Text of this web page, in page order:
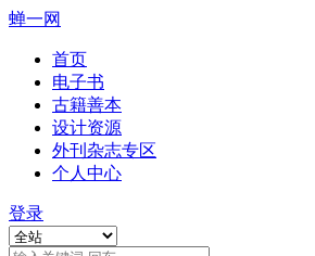
蝉一网
首页
电子书
古籍善本
设计资源
外刊杂志专区
个人中心
登录